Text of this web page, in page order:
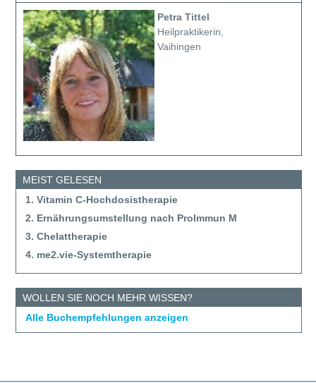
Petra Tittel
Heilpraktikerin,
Vaihingen
MEIST GELESEN
1. Vitamin C-Hochdosistherapie
2. Ernährungsumstellung nach ProImmun M
3. Chelattherapie
4. me2.vie-Systemtherapie
WOLLEN SIE NOCH MEHR WISSEN?
Alle Buchempfehlungen anzeigen